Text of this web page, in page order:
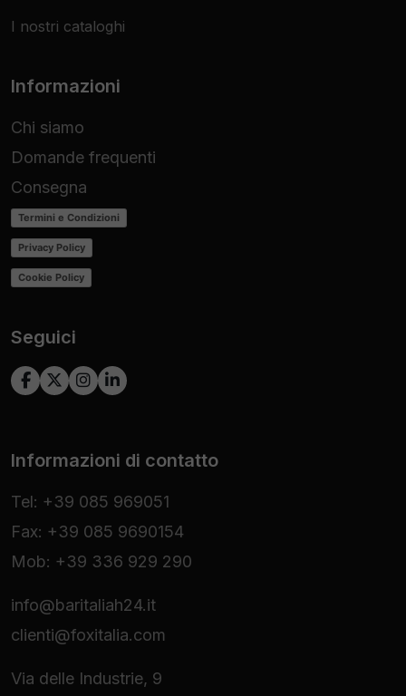
I nostri cataloghi
Informazioni
Chi siamo
Domande frequenti
Consegna
Termini e Condizioni
Privacy Policy
Cookie Policy
Seguici
Informazioni di contatto
Tel: +39 085 969051
Fax: +39 085 9690154
Mob: +39 336 929 290
info@baritaliah24.it
clienti@foxitalia.com
Via delle Industrie, 9